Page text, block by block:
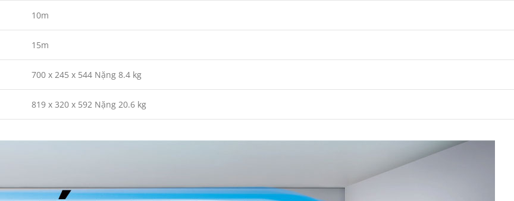
10m
15m
700 x 245 x 544 Nặng 8.4 kg
819 x 320 x 592 Nặng 20.6 kg